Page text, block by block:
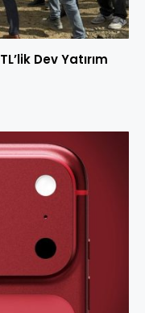
Dev Yatırım